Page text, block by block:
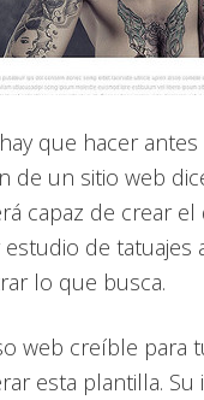
que hacer
de un sitio web
capaz de crear
de tatuajes
lo que busca.
web creíble para
esta plantilla.